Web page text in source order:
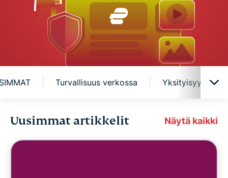
Turvallisuus verkossa Yksityisyys
Tietoturva
Uusimmat artikkelit Näytä kaikki